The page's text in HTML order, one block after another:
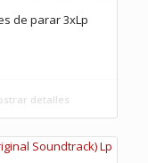
de parar 3xLp
detalles